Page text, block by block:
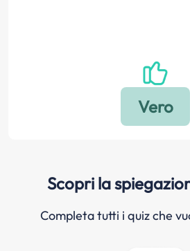
Scopri la
Completa tutti i quiz che